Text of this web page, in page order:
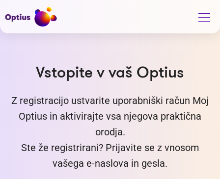
Vstopite v vaš Optius
Z registracijo ustvarite uporabniški račun Moj
Optius in aktivirajte vsa njegova praktična
orodja.
Ste že registrirani? Prijavite se z vnosom
vašega e-naslova in gesla.